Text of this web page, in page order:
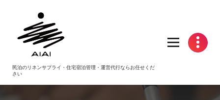
民泊のリネンサプライ・住宅宿泊管理・運営代行ならお任せくだ
さい